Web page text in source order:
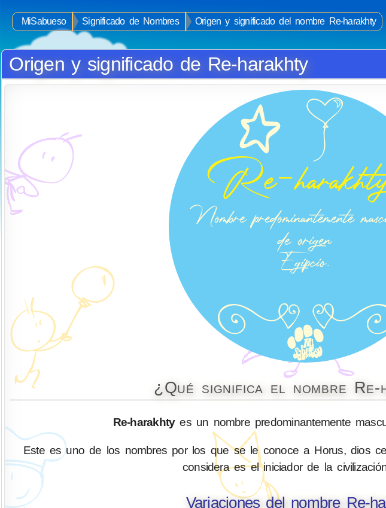
MiSabueso Significado de Nombres
Origen y significado del nombre Re-harakhty
Origen y significado de Re-harakhty
¿Qué significa el nombre Re-
Re-harakhtyes un nombre predominantemente
Este es uno de los nombres por los que se le conoce a Horus, dios
considera es el iniciador de la
Variaciones del nombre Re-